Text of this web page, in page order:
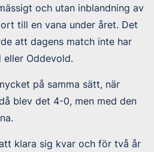
och utan inblandning av
till en vana under året. Det
att dagens match inte har
Oddevold.
på samma sätt, när
blev det 4-0, men med den
klara sig kvar och för två år